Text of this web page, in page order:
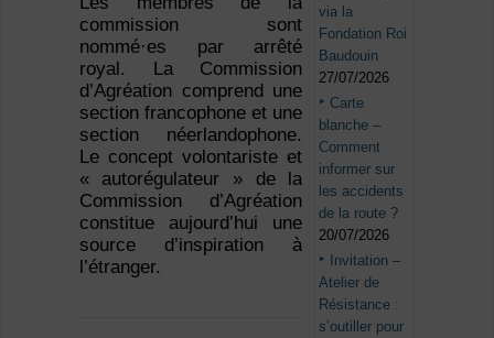
commission sont
nommé·es par arrêté
royal. La Commission
d’Agréation comprend une
section francophone et une
section néerlandophone.
Le concept volontariste et
« autorégulateur » de la
Commission d’Agréation
constitue aujourd’hui une
source d’inspiration à
l’étranger.
via la
Fondation Roi
Baudouin
27/07/2026
Carte
blanche –
Comment
informer sur
les accidents
de la route ?
20/07/2026
Invitation –
Atelier de
Résistance :
s’outiller pour